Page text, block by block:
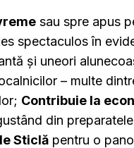
sau spre apus
spectaculos în
și uneori
– multe
Contribuie la
din
Sticlă pentru o